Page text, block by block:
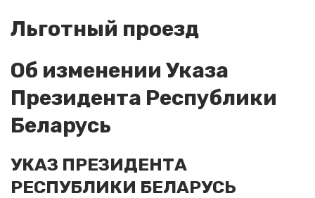
Льготный проезд
Об изменении Указа
Президента Республики
Беларусь
УКАЗ ПРЕЗИДЕНТА
РЕСПУБЛИКИ БЕЛАРУСЬ